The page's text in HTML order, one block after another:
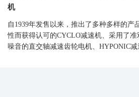
机
自1939年发售以来，推出了多种多样的产
性而获得认可的CYCLO减速机、采用了
噪音的直交轴减速齿轮电机、HYPONIC减